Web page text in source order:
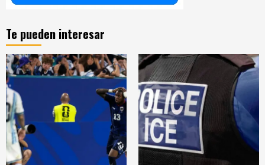
Te pueden interesar